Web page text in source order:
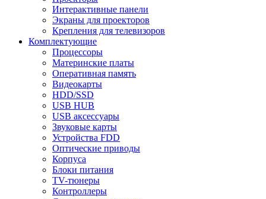
Интерактивные панели
Экраны для проекторов
Крепления для телевизоров
Комплектующие
Процессоры
Материнские платы
Оперативная память
Видеокарты
HDD/SSD
USB HUB
USB аксессуары
Звуковые карты
Устройства FDD
Оптические приводы
Корпуса
Блоки питания
TV-тюнеры
Контроллеры